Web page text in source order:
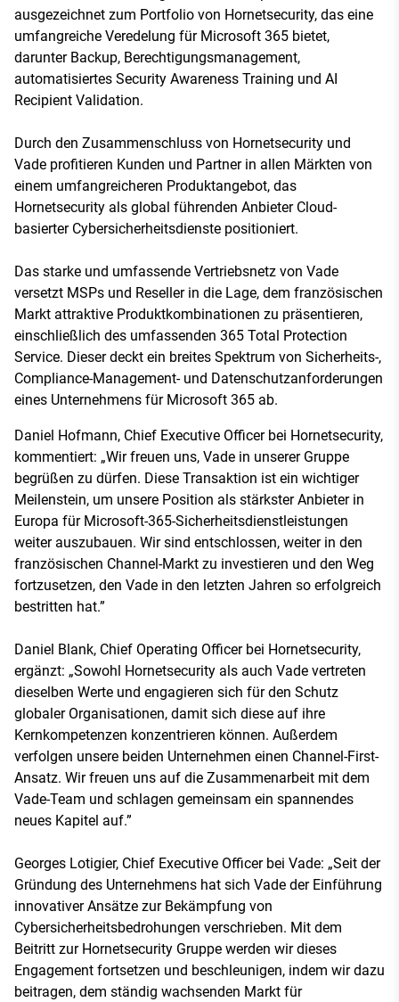
ausgezeichnet zum Portfolio von Hornetsecurity, das eine
umfangreiche Veredelung für Microsoft 365 bietet,
darunter Backup, Berechtigungsmanagement,
automatisiertes Security Awareness Training und AI
Recipient Validation.
Durch den Zusammenschluss von Hornetsecurity und
Vade profitieren Kunden und Partner in allen Märkten von
einem umfangreicheren Produktangebot, das
Hornetsecurity als global führenden Anbieter Cloud-
basierter Cybersicherheitsdienste positioniert.
Das starke und umfassende Vertriebsnetz von Vade
versetzt MSPs und Reseller in die Lage, dem französischen
Markt attraktive Produktkombinationen zu präsentieren,
einschließlich des umfassenden 365 Total Protection
Service. Dieser deckt ein breites Spektrum von Sicherheits-,
Compliance-Management- und Datenschutzanforderungen
eines Unternehmens für Microsoft 365 ab.
Daniel Hofmann, Chief Executive Officer bei Hornetsecurity,
kommentiert: „Wir freuen uns, Vade in unserer Gruppe
begrüßen zu dürfen. Diese Transaktion ist ein wichtiger
Meilenstein, um unsere Position als stärkster Anbieter in
Europa für Microsoft-365-Sicherheitsdienstleistungen
weiter auszubauen. Wir sind entschlossen, weiter in den
französischen Channel-Markt zu investieren und den Weg
fortzusetzen, den Vade in den letzten Jahren so erfolgreich
bestritten hat.”
Daniel Blank, Chief Operating Officer bei Hornetsecurity,
ergänzt: „Sowohl Hornetsecurity als auch Vade vertreten
dieselben Werte und engagieren sich für den Schutz
globaler Organisationen, damit sich diese auf ihre
Kernkompetenzen konzentrieren können. Außerdem
verfolgen unsere beiden Unternehmen einen Channel-First-
Ansatz. Wir freuen uns auf die Zusammenarbeit mit dem
Vade-Team und schlagen gemeinsam ein spannendes
neues Kapitel auf.”
Georges Lotigier, Chief Executive Officer bei Vade: „Seit der
Gründung des Unternehmens hat sich Vade der Einführung
innovativer Ansätze zur Bekämpfung von
Cybersicherheitsbedrohungen verschrieben. Mit dem
Beitritt zur Hornetsecurity Gruppe werden wir dieses
Engagement fortsetzen und beschleunigen, indem wir dazu
beitragen, dem ständig wachsenden Markt für